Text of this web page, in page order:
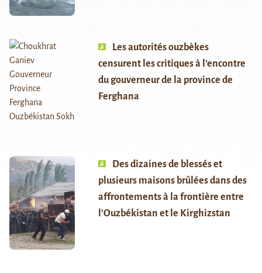
Les autorités ouzbèkes
censurent les critiques à l’encontre
du gouverneur de la province de
Ferghana
Des dizaines de blessés et
plusieurs maisons brûlées dans des
affrontements à la frontière entre
l’Ouzbékistan et le Kirghizstan